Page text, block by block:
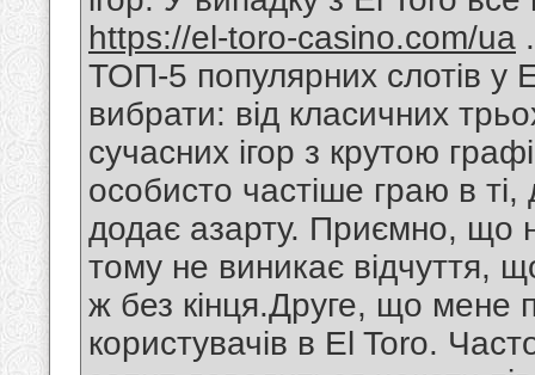
https://el-toro-casino.com/ua
ТОП-5 популярних слотів у
вибрати: від класичних
сучасних ігор з крутою
особисто частіше граю в
додає азарту. Приємно, що
тому не виникає відчуття,
ж без кінця.Друге, що мене
користувачів в El Toro.